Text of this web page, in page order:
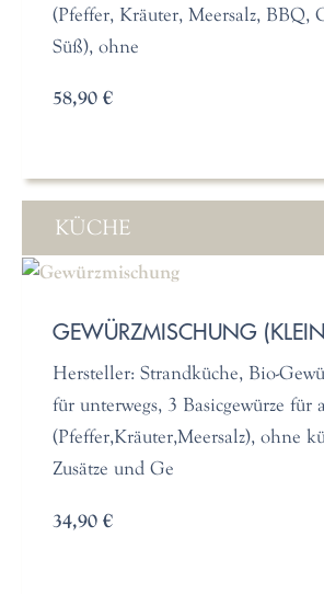
(Pfeffer, Kräuter, Meersalz, BBQ,
Süß), ohne
58,90 €
KÜCHE
GEWÜRZMISCHUNG
Hersteller: Strandküche, Bio-
für unterwegs, 3 Basicgewürze für
(Pfeffer,Kräuter,Meersalz), ohne
Zusätze und Ge
34,90 €